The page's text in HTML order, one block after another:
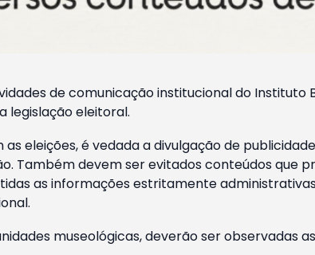
de comunicação institucional do
legislação eleitoral.
eleições, é vedada a divulgação de
Também devem ser evitados conteúdos que
as informações estritamente
museológicas, deverão ser observadas